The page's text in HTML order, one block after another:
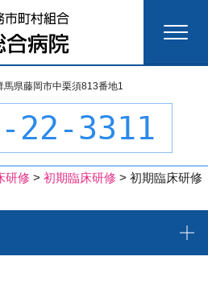
県藤岡市中栗須813番地1
22-3311
研修 > 初期臨床研修 > 初期臨床研修